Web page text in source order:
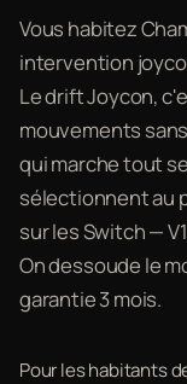
Vous habitez
intervention
Le drift Joycon,
mouvements
qui marche tout
sélectionnent au
sur les Switch —
On dessoude le
garantie 3 mois.
Pour les habitants